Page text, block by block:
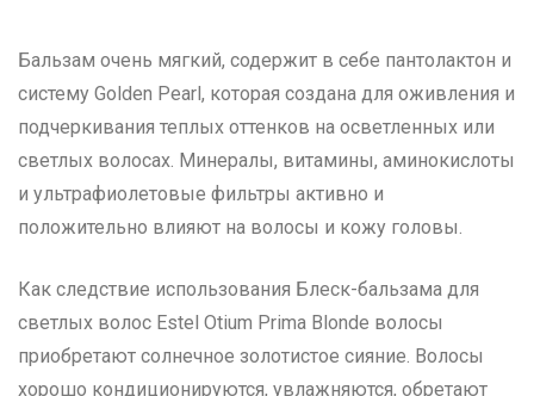
Бальзам очень мягкий, содержит в себе пантолактон и
систему Golden Peаrl, которая создана для оживления и
подчеркивания теплых оттенков на осветленных или
светлых волосах. Минералы, витамины, аминокислоты
и ультрафиолетовые фильтры активно и
положительно влияют на волосы и кожу головы.
Как следствие использования Блеск-бальзама для
светлых волос Estel Otium Prima Blonde волосы
приобретают солнечное золотистое сияние. Волосы
хорошо кондиционируются, увлажняются, обретают